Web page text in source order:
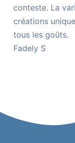
conteste. La
créations
tous les goûts.
Fadely S